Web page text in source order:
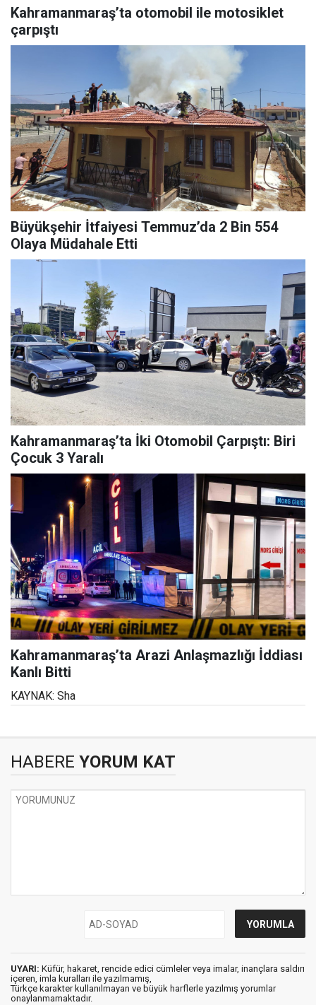
Kahramanmaraş’ta otomobil ile motosiklet
çarpıştı
Büyükşehir İtfaiyesi Temmuz’da 2 Bin 554
Olaya Müdahale Etti
Kahramanmaraş’ta İki Otomobil Çarpıştı: Biri
Çocuk 3 Yaralı
Kahramanmaraş’ta Arazi Anlaşmazlığı İddiası
Kanlı Bitti
KAYNAK: Sha
HABERE YORUM KAT
UYARI: Küfür, hakaret, rencide edici cümleler veya imalar, inançlara saldırı
içeren, imla kuralları ile yazılmamış,
Türkçe karakter kullanılmayan ve büyük harflerle yazılmış yorumlar
onaylanmamaktadır.